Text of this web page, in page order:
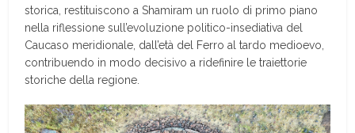
storica, restituiscono a Shamiram un ruolo di primo piano
nella riflessione sull’evoluzione politico-insediativa del
Caucaso meridionale, dall’età del Ferro al tardo medioevo,
contribuendo in modo decisivo a ridefinire le traiettorie
storiche della regione.